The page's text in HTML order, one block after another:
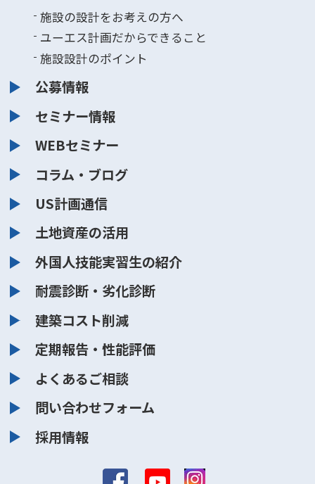
施設の設計をお考えの方へ
ユーエス計画だからできること
施設設計のポイント
公募情報
セミナー情報
WEBセミナー
コラム・ブログ
US計画通信
土地資産の活用
外国人技能実習生の紹介
耐震診断・劣化診断
建築コスト削減
定期報告・性能評価
よくあるご相談
問い合わせフォーム
採用情報